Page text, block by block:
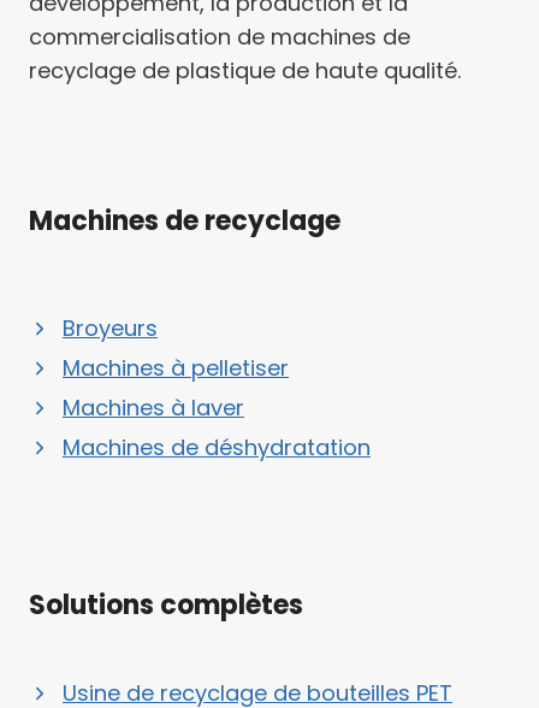
commercialisation de machines de
recyclage de plastique de haute qualité.
Machines de recyclage
Broyeurs
Machines à pelletiser
Machines à laver
Machines de déshydratation
Solutions complètes
Usine de recyclage de bouteilles PET